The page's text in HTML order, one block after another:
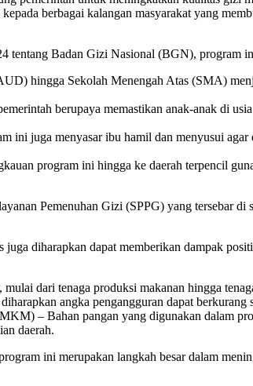
berbagai kalangan masyarakat yang
tentang Badan Gizi Nasional (BGN), program
hingga Sekolah Menengah Atas (SMA)
berupaya memastikan anak-anak di
juga menyasar ibu hamil dan menyusui agar
program ini hingga ke daerah terpencil
Pemenuhan Gizi (SPPG) yang tersebar
diharapkan dapat memberikan dampak
dari tenaga produksi makanan hingga
angka pengangguran dapat berkurang
– Bahan pangan yang digunakan dalam
daerah.
ini merupakan langkah besar dalam